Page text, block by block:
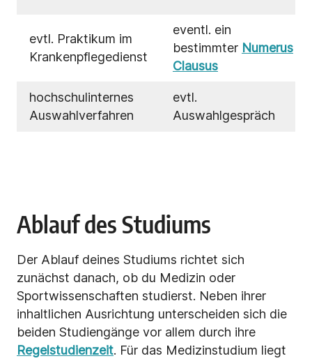
evtl. Praktikum im
Krankenpflegedienst
eventl. ein
bestimmter Numerus
Clausus
hochschulinternes
Auswahlverfahren
evtl.
Auswahlgespräch
Ablauf des Studiums
Der Ablauf deines Studiums richtet sich
zunächst danach, ob du Medizin oder
Sportwissenschaften studierst. Neben ihrer
inhaltlichen Ausrichtung unterscheiden sich die
beiden Studiengänge vor allem durch ihre
Regelstudienzeit. Für das Medizinstudium liegt